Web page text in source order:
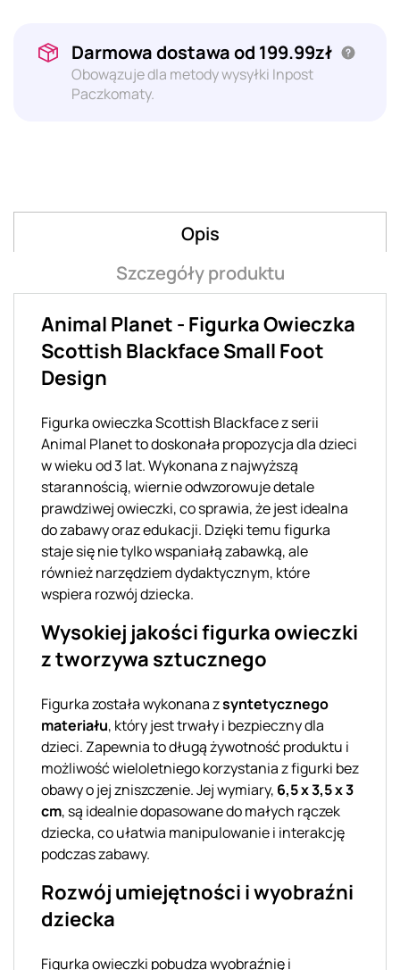
Darmowa dostawa od 199.99zł
Obowązuje dla metody wysyłki Inpost
Paczkomaty.
Opis
Szczegóły produktu
Animal Planet - Figurka Owieczka
Scottish Blackface Small Foot
Design
Figurka owieczka Scottish Blackface z serii
Animal Planet to doskonała propozycja dla dzieci
w wieku od 3 lat. Wykonana z najwyższą
starannością, wiernie odwzorowuje detale
prawdziwej owieczki, co sprawia, że jest idealna
do zabawy oraz edukacji. Dzięki temu figurka
staje się nie tylko wspaniałą zabawką, ale
również narzędziem dydaktycznym, które
wspiera rozwój dziecka.
Wysokiej jakości figurka owieczki
z tworzywa sztucznego
Figurka została wykonana zsyntetycznego
materiału, który jest trwały i bezpieczny dla
dzieci. Zapewnia to długą żywotność produktu i
możliwość wieloletniego korzystania z figurki bez
obawy o jej zniszczenie. Jej wymiary, 6,5 x 3,5 x 3
cm, są idealnie dopasowane do małych rączek
dziecka, co ułatwia manipulowanie i interakcję
podczas zabawy.
Rozwój umiejętności i wyobraźni
dziecka
Figurka owieczki pobudza wyobraźnię i